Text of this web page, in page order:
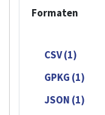
Formaten
CSV (1)
GPKG (1)
JSON (1)